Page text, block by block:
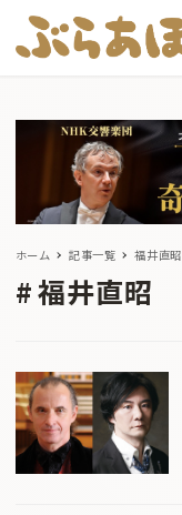
ホーム 記事一覧 福井直昭
福井直昭